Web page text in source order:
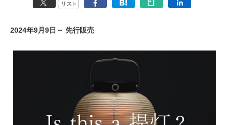
リスト
2024年9月9日～ 先行販売